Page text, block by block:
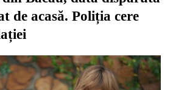
de acasă. Poliția cere